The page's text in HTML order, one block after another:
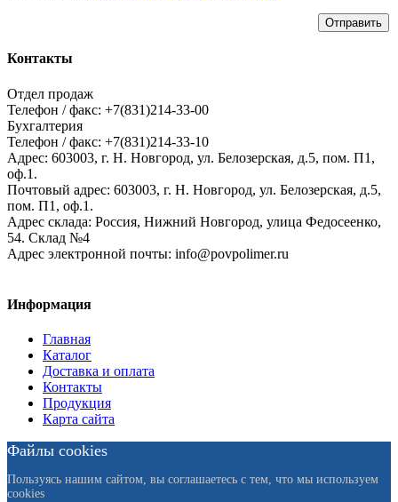
Отправить
Контакты
Отдел продаж
Телефон / факс: +7(831)214-33-00
Бухгалтерия
Телефон / факс: +7(831)214-33-10
Адрес: 603003, г. Н. Новгород, ул. Белозерская, д.5, пом. П1,
оф.1.
Почтовый адрес: 603003, г. Н. Новгород, ул. Белозерская, д.5,
пом. П1, оф.1.
Адрес склада: Россия, Нижний Новгород, улица Федосеенко,
54. Склад №4
Адрес электронной почты: info@povpolimer.ru
Информация
Главная
Каталог
Доставка и оплата
Контакты
Продукция
Карта сайта
Файлы cookies
Пользуясь нашим сайтом, вы соглашаетесь с тем, что мы используем
cookies